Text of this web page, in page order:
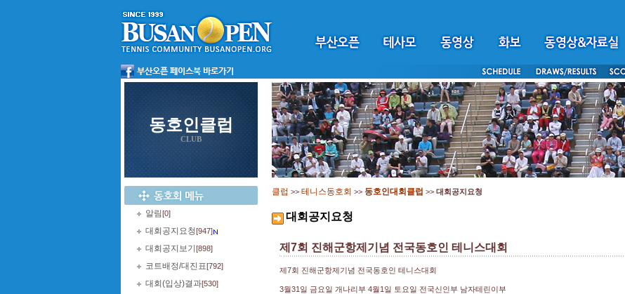
동호인클럽
CLUB
알림[0]
대회공지요청[947]
대회공지보기 [898]
코트배정/대진표[792]
대회(입상)결과[530]
클럽 >> 테니스동호회 >> 동호인대회클럽 >> 대회공지요청
대회공지요청
제7회 진해군항제기념 전국동호인 테니스대회
제7회 진해군항제기념 전국동호인 테니스대회
3월31일 금요일 개나리부 4월1일 토요일 전국신인부 남자테린이부